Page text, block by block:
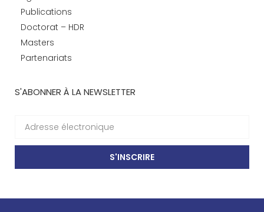
Publications
Doctorat – HDR
Masters
Partenariats
S'ABONNER À LA NEWSLETTER
S'INSCRIRE